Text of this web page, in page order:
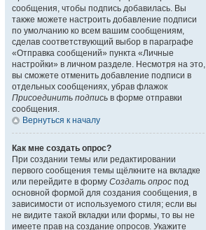
сообщения, чтобы подпись добавилась. Вы
также можете настроить добавление подписи
по умолчанию ко всем вашим сообщениям,
сделав соответствующий выбор в параграфе
«Отправка сообщений» пункта «Личные
настройки» в личном разделе. Несмотря на это,
вы сможете отменить добавление подписи в
отдельных сообщениях, убрав флажок
Присоединить подпись в форме отправки
сообщения.
Вернуться к началу
Как мне создать опрос?
При создании темы или редактировании
первого сообщения темы щёлкните на вкладке
или перейдите в форму Создать опрос под
основной формой для создания сообщения, в
зависимости от используемого стиля; если вы
не видите такой вкладки или формы, то вы не
имеете прав на создание опросов. Укажите